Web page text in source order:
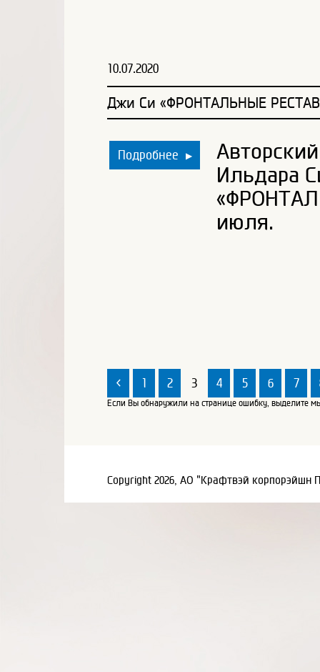
10.07.2020
Джи Си «ФРОНТАЛЬНЫЕ
Подробнее ▶
Ильдара
июля.
< 1 2 3 4 5 6 7
Если Вы обнаружили на странице ошибку, выделите
Copyright 2026, АО "Крафтвэй корпорэйшн